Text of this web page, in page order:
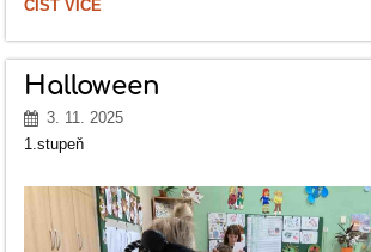
FLORBAL
IV.
KATEGORIE
A
PRVNÍ
MÍSTO
V
OBVODNÍM
ČÍST VÍCE
Halloween
3. 11. 2025
1.stupeň